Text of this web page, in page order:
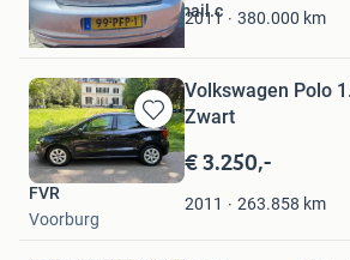
2011 380.000 km
fuatgumustas@hotmail.c
Heemskerk
Bewaren
in
Mijn
Favorieten
Volkswagen Polo
Zwart
€ 3.250,-
2011 263.858 km
FVR
Voorburg